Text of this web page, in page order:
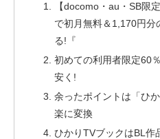
【docomo・au・SB限
で初月無料＆1,170円分
る!『
初めての利用者限定60
安く!
余ったポイントは「ひ
楽に変換
ひかりTVブックはBL作